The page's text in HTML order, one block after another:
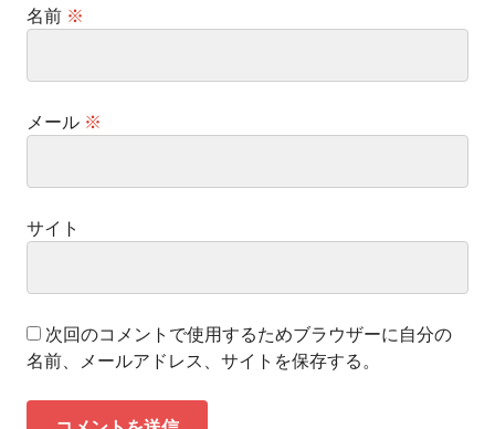
名前 ※
メール ※
サイト
次回のコメントで使用するためブラウザーに自分の
名前、メールアドレス、サイトを保存する。